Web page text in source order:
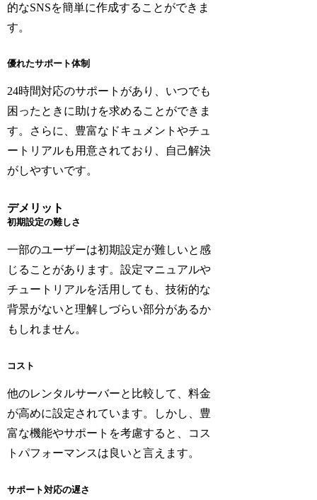
的なSNSを簡単に作成することができま
す。
優れたサポート体制
24時間対応のサポートがあり、いつでも
困ったときに助けを求めることができま
す。さらに、豊富なドキュメントやチュ
ートリアルも用意されており、自己解決
がしやすいです。
デメリット
初期設定の難しさ
一部のユーザーは初期設定が難しいと感
じることがあります。設定マニュアルや
チュートリアルを活用しても、技術的な
背景がないと理解しづらい部分があるか
もしれません。
コスト
他のレンタルサーバーと比較して、料金
が高めに設定されています。しかし、豊
富な機能やサポートを考慮すると、コス
トパフォーマンスは良いと言えます。
サポート対応の遅さ